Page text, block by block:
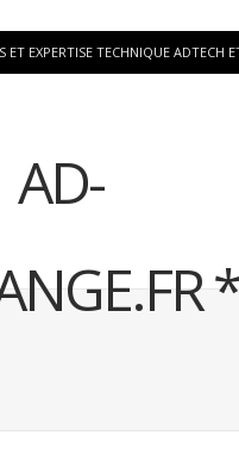
ET EXPERTISE TECHNIQUE ADTECH